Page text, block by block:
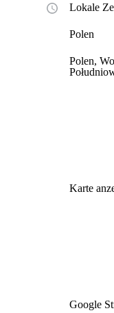
Lokale
Polen
Polen,
Karte
Google